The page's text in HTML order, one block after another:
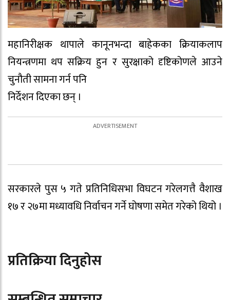
महानिरीक्षक थापाले कानूनभन्दा बाहेकका क्रियाकलाप
नियन्त्रणमा थप सक्रिय हुन र सुरक्षाको दृष्टिकोणले आउने
चुनौती सामना गर्न पनि
निर्देशन दिएका छन् ।
सरकारले पुस ५ गते प्रतिनिधिसभा विघटन गरेलगत्तै वैशाख
१७ र २७मा मध्यावधि निर्वाचन गर्ने घोषणा समेत गरेको थियो ।
प्रतिक्रिया दिनुहोस